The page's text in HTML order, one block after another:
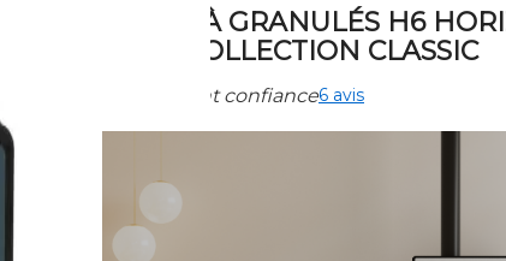
POÊLE À GRANULÉS H6
ZEN - COLLECTION CLASSIC
Ils nous font confiance6 avis